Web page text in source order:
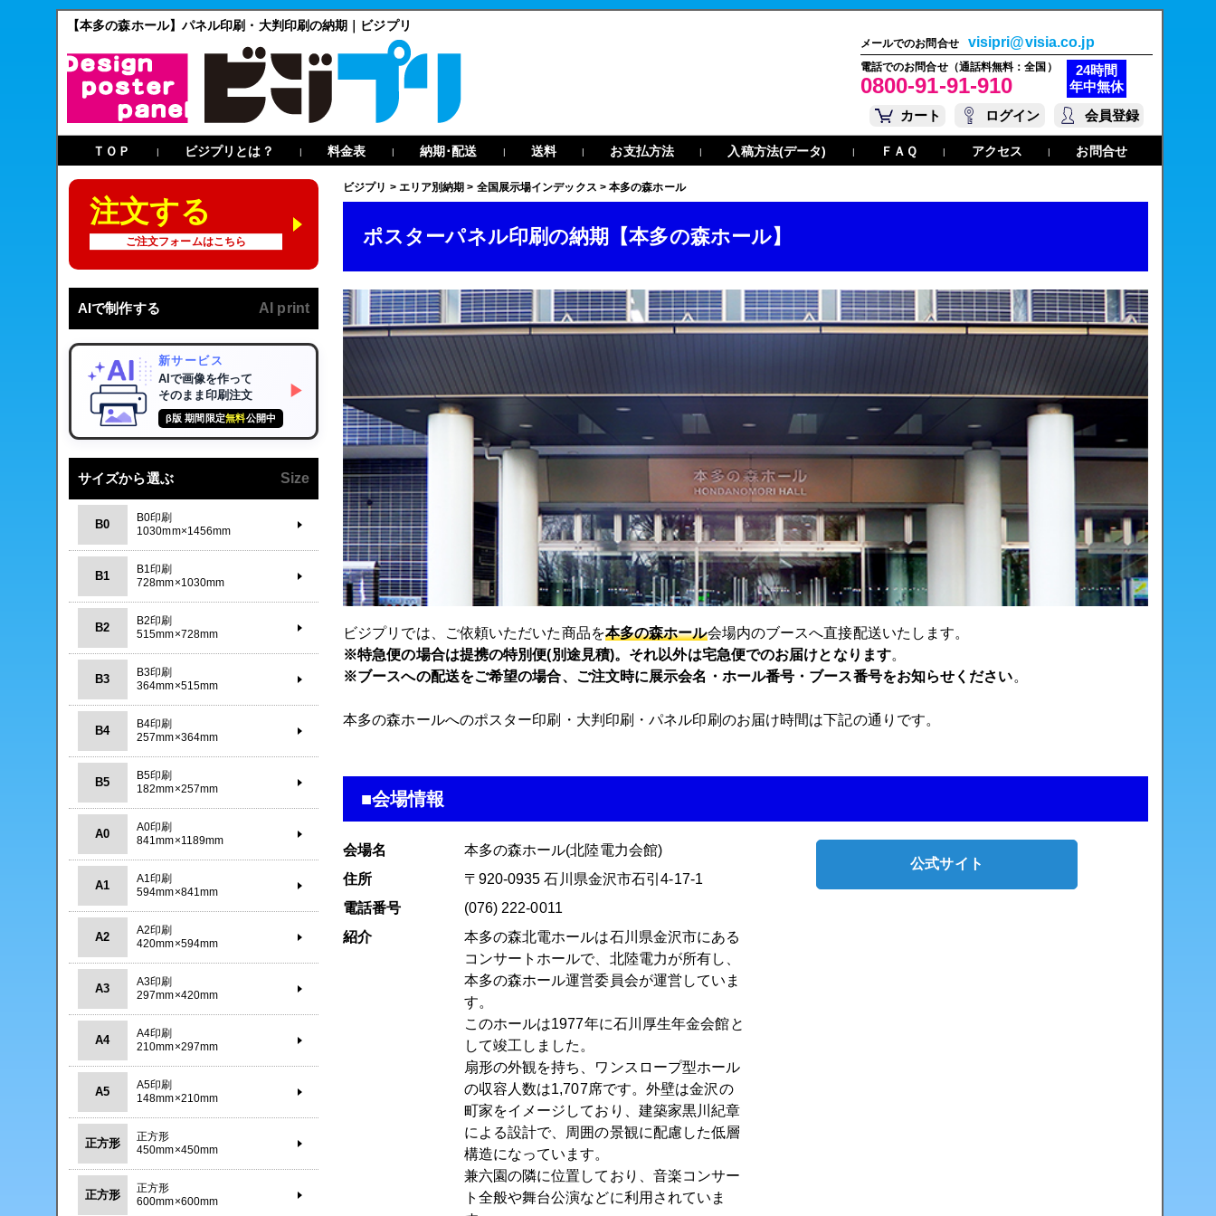
【本多の森ホール】パネル印刷・大判印刷の納期｜ビジプリ
メールでのお問合せ visipri@visia.co.jp
電話でのお問合せ（通話料無料：全国）
0800-91-91-910
24時間
年中無休
カート
ログイン 会員登録
ＴＯＰ | ビジプリとは？ | 料金表 | 納期･配送 | 送料 | お支払方法 | 入稿方法(データ) | ＦＡＱ | アクセス | お問合せ
注文する
ご注文フォームはこちら
AIで制作する AI print
新サービス
AIで画像を作って
そのまま印刷注文
β版 期間限定無料公開中
▶
サイズから選ぶ Size
B0
B0印刷
1030mm×1456mm
B1
B1印刷
728mm×1030mm
B2
B2印刷
515mm×728mm
B3
B3印刷
364mm×515mm
B4
B4印刷
257mm×364mm
B5
B5印刷
182mm×257mm
A0
A0印刷
841mm×1189mm
A1
A1印刷
594mm×841mm
A2
A2印刷
420mm×594mm
A3
A3印刷
297mm×420mm
A4
A4印刷
210mm×297mm
A5
A5印刷
148mm×210mm
正方形
正方形
450mm×450mm
正方形
正方形
600mm×600mm
ビジプリ > エリア別納期 > 全国展示場インデックス >本多の森ホール
ポスターパネル印刷の納期【本多の森ホール】
ビジプリでは、ご依頼いただいた商品を本多の森ホール会場内のブースへ直接配送いたします。
※特急便の場合は提携の特別便(別途見積)。それ以外は宅急便でのお届けとなります。
※ブースへの配送をご希望の場合、ご注文時に展示会名・ホール番号・ブース番号をお知らせください。
本多の森ホールへのポスター印刷・大判印刷・パネル印刷のお届け時間は下記の通りです。
■会場情報
会場名
本多の森ホール(北陸電力会館)
住所
〒920-0935 石川県金沢市石引4-17-1
電話番号
(076) 222-0011
紹介
本多の森北電ホールは石川県金沢市にある
コンサートホールで、北陸電力が所有し、
本多の森ホール運営委員会が運営していま
す。
このホールは1977年に石川厚生年金会館と
して竣工しました。
扇形の外観を持ち、ワンスロープ型ホール
の収容人数は1,707席です。外壁は金沢の
町家をイメージしており、建築家黒川紀章
による設計で、周囲の景観に配慮した低層
構造になっています。
兼六園の隣に位置しており、音楽コンサー
ト全般や舞台公演などに利用されていま
公式サイト